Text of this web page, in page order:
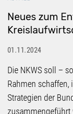
Neues zum
01.11.2024
Die NKWS soll –
Rahmen
Strategien der
zusammengeführt